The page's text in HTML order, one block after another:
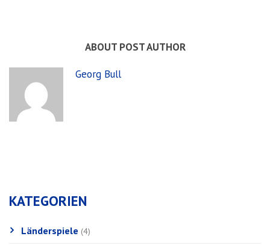
ABOUT POST AUTHOR
Georg Bull
KATEGORIEN
Länderspiele (4)